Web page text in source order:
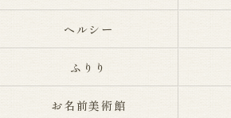
ヘルシー
ふりり
お名前美術館